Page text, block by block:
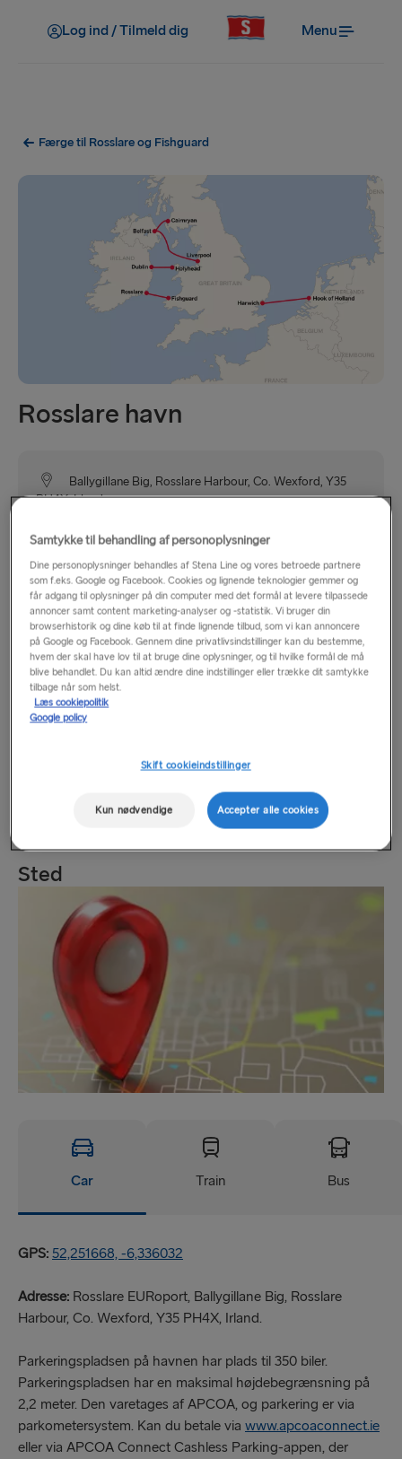
Log ind / Tilmeld dig Menu
Færge til Rosslare og Fishguard
Rosslare havn
Ballygillane Big, Rosslare Harbour, Co. Wexford, Y35
PH4X, Irland
Rosslare Europort ligger for enden af ​​N25 i Rosslare havn
og er tydeligt markeret på alle vejskilte, der fører til havnen.
Havnen ligger 20 minutter fra Wexford, 1 time og
20 minutter fra Waterford, 1 time og 45 minutter fra Kilkenny,
2 timer og 15 minutter fra Dublin og 3 timer fra Cork.
Rosslare er en lille landsby med et supermarked, bank,
hoteller, pensionater, pubber og restauranter.
Mandag – søndag: 06:30 – 21:30
Sted
Car Train Bus
GPS: 52,251668, -6,336032
Adresse: Rosslare EURoport, Ballygillane Big, Rosslare
Harbour, Co. Wexford, Y35 PH4X, Irland.
Parkeringspladsen på havnen har plads til 350 biler.
Parkeringspladsen har en maksimal højdebegrænsning på
2,2 meter. Den varetages af APCOA, og parkering er via
parkometersystem. Kan du betale via www.apcoaconnect.ie
eller via APCOA Connect Cashless Parking-appen, der
Samtykke til behandling af personoplysninger
Dine personoplysninger behandles af Stena Line og vores betroede partnere
som f.eks. Google og Facebook. Cookies og lignende teknologier gemmer og
får adgang til oplysninger på din computer med det formål at levere tilpassede
annoncer samt content marketing-analyser og -statistik. Vi bruger din
browserhistorik og dine køb til at finde lignende tilbud, som vi kan annoncere
på Google og Facebook. Gennem dine privatlivsindstillinger kan du bestemme,
hvem der skal have lov til at bruge dine oplysninger, og til hvilke formål de må
blive behandlet. Du kan altid ændre dine indstillinger eller trække dit samtykke
tilbage når som helst.
Læs cookiepolitik
Google policy
Skift cookieindstillinger
Kun nødvendige Accepter alle cookies